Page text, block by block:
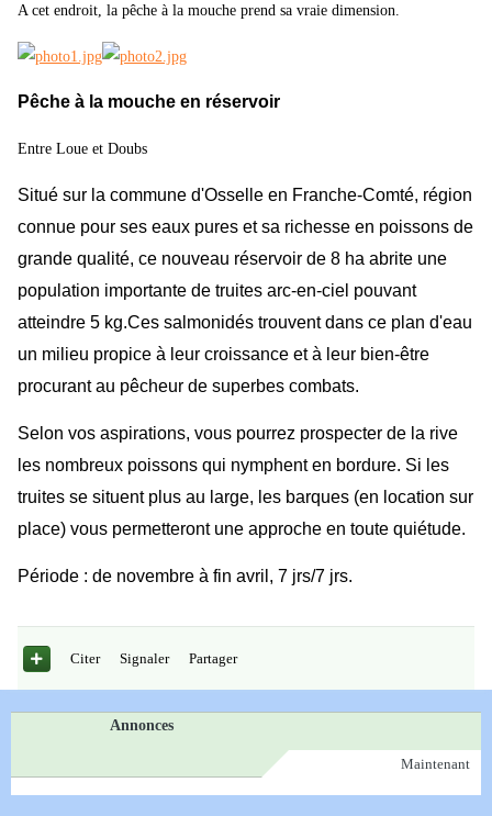
A cet endroit, la pêche à la mouche prend sa vraie dimension.
Pêche à la mouche en réservoir
Entre Loue et Doubs
Situé sur la commune d'Osselle en Franche-Comté, région
connue pour ses eaux pures et sa richesse en poissons de
grande qualité, ce nouveau réservoir de 8 ha abrite une
population importante de truites arc-en-ciel pouvant
atteindre 5 kg.Ces salmonidés trouvent dans ce plan d'eau
un milieu propice à leur croissance et à leur bien-être
procurant au pêcheur de superbes combats.
Selon vos aspirations, vous pourrez prospecter de la rive
les nombreux poissons qui nymphent en bordure. Si les
truites se situent plus au large, les barques (en location sur
place) vous permetteront une approche en toute quiétude.
Période : de novembre à fin avril, 7 jrs/7 jrs.
Citer Signaler Partager
Annonces
Maintenant